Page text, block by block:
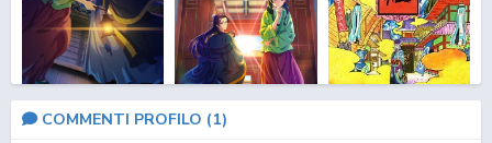
The Apothecary
The Apothecary
COMMENTI PROFILO (1)